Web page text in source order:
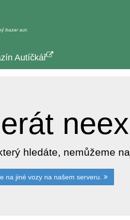
bazar aut.
Autíčkář
hledáte, nemůžeme
na jiné vozy na našem serveru.